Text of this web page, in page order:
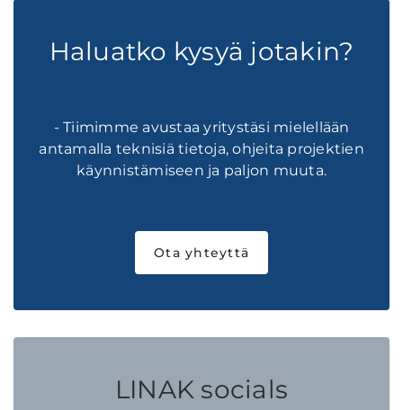
Haluatko kysyä jotakin?
- Tiimimme avustaa yritystäsi mielellään
antamalla teknisiä tietoja, ohjeita projektien
käynnistämiseen ja paljon muuta.
Ota yhteyttä
LINAK socials